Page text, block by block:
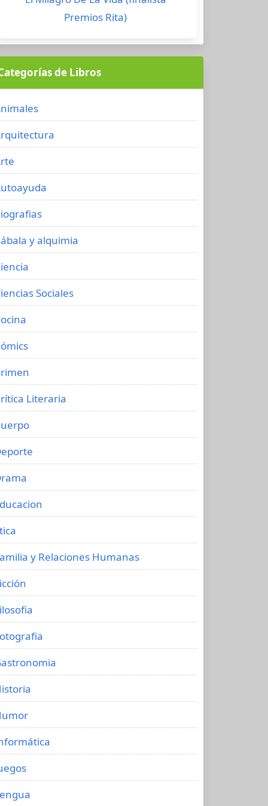
Premios Rita)
de Libros
y alquimia
Sociales
Literaria
y Relaciones Humanas